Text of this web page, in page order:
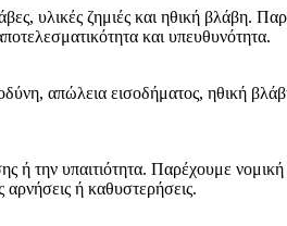
υλικές ζημιές και ηθική βλάβη.
και υπευθυνότητα.
απώλεια εισοδήματος, ηθική
την υπαιτιότητα. Παρέχουμε νομική
ή καθυστερήσεις.